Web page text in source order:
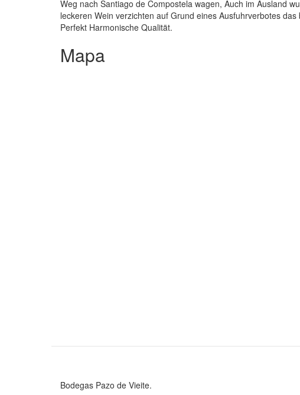
Weg nach Santiago de Compostela wagen, Auch im Ausland
leckeren Wein verzichten auf Grund eines Ausfuhrverbotes
Perfekt Harmonische Qualität.
Mapa
Bodegas Pazo de Vieite.